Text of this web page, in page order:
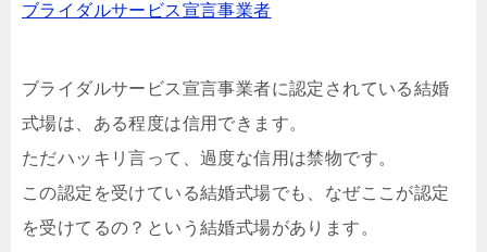
ブライダルサービス宣言事業者
ブライダルサービス宣言事業者に認定されている結婚
式場は、ある程度は信用できます。
ただハッキリ言って、過度な信用は禁物です。
この認定を受けている結婚式場でも、なぜここが認定
を受けてるの？という結婚式場があります。